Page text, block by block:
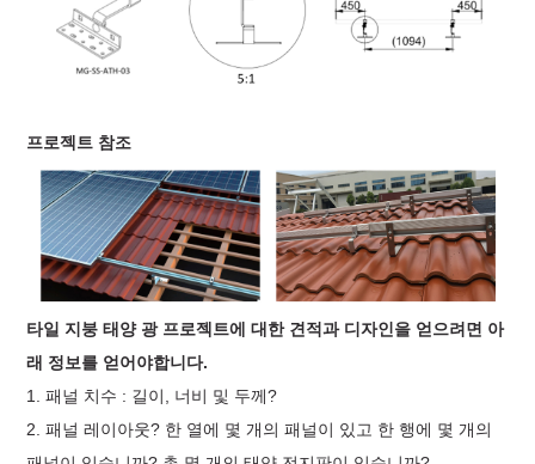
프로젝트 참조
타일 ​​지붕 태양 광 프로젝트에 대한 견적과 디자인을 얻으려면 아
래 정보를 얻어야합니다.
1. 패널 치수 : 길이, 너비 및 두께?
2. 패널 레이아웃? 한 열에 몇 개의 패널이 있고 한 행에 몇 개의